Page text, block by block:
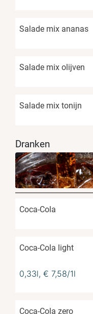
Salade mix ananas
Salade mix olijven
Salade mix tonijn
Dranken
Coca-Cola
Coca-Cola light
0,33l, € 7,58/1l
Coca-Cola zero